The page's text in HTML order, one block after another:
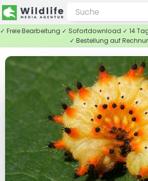
✓ Freie Bearbeitung ✓ Sofortdownload ✓ 14
✓ Bestellung auf